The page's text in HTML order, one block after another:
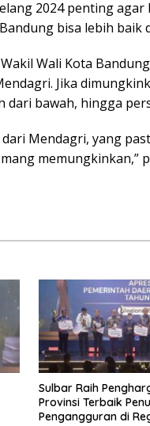
2024 penting
bisa lebih baik
Wali Kota
Jika
bawah, hingga
Mendagri, yang
memungkinkan,”
Sulbar Raih
Provinsi Terbaik
Pengangguran di